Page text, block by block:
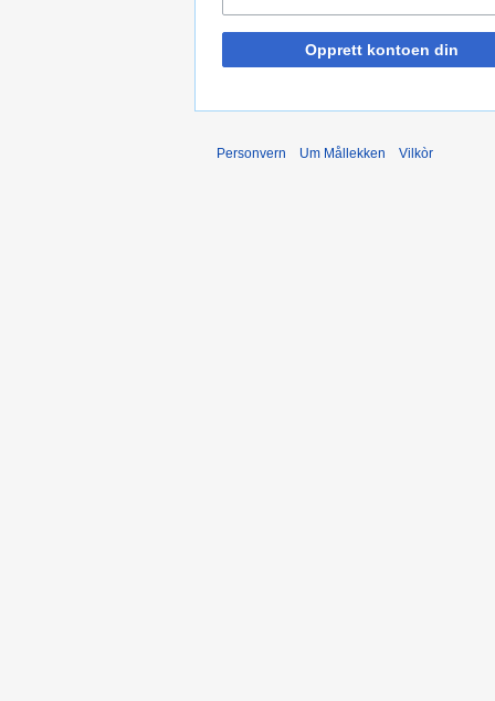
Opprett kontoen din
Personvern Um Mållekken Vilkòr